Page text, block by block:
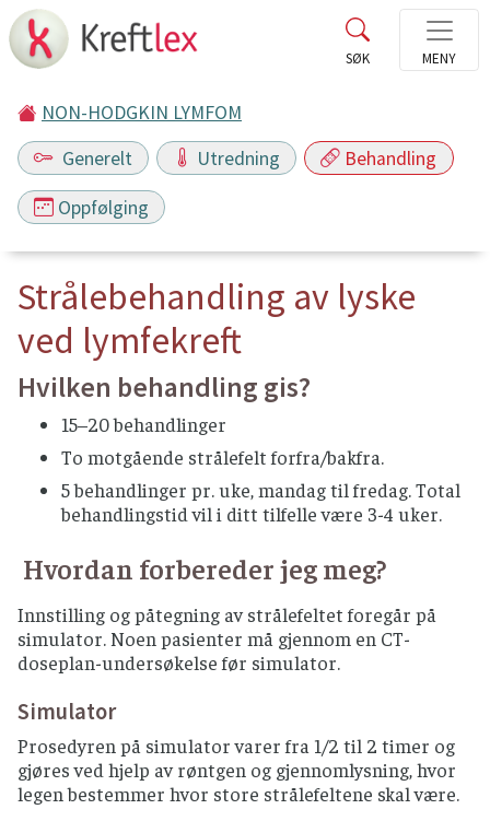
NON-HODGKIN LYMFOM
Generelt
Utredning Behandling
Oppfølging
Strålebehandling av lyske
ved lymfekreft
Hvilken behandling gis?
15–20 behandlinger
To motgående strålefelt forfra/bakfra.
5 behandlinger pr. uke, mandag til fredag. Total
behandlingstid vil i ditt tilfelle være 3-4 uker.
Hvordan forbereder jeg meg?
Innstilling og påtegning av strålefeltet foregår på
simulator. Noen pasienter må gjennom en CT-
doseplan-undersøkelse før simulator.
Simulator
Prosedyren på simulator varer fra 1/2 til 2 timer og
gjøres ved hjelp av røntgen og gjennomlysning, hvor
legen bestemmer hvor store strålefeltene skal være.